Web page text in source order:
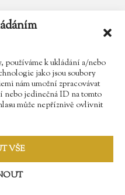
k ukládání a/nebo
jako jsou soubory
nám umožní zpracovávat
nebo jedinečná ID na tomto
může nepříznivě ovlivnit
VŠE